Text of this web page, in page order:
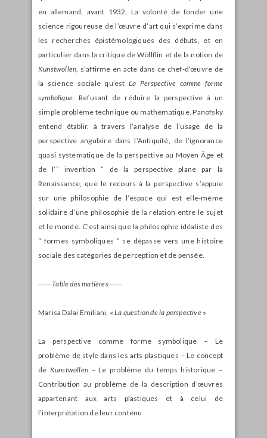
en allemand, avant 1932. La volonté de fonder une
science rigoureuse de l’œuvre d’art qui s’exprime dans
les recherches épistémologiques des débuts, et en
particulier dans la critique de Wöllflin et de la notion de
Kunstwollen , s’affirme en acte dans ce chef-d’œuvre de
la science sociale qu’estLa Perspective comme forme
symbolique . Refusant de réduire la perspective à un
simple problème technique ou mathématique, Panofsky
entend établir, à travers l’analyse de l’usage de la
perspective angulaire dans l’Antiquité, de l’ignorance
quasi systématique de la perspective au Moyen Âge et
de l’“ invention ” de la perspective plane par la
Renaissance, que le recours à la perspective s’appuie
sur une philosophie de l’espace qui est elle-même
solidaire d’une philosophie de la relation entre le sujet
et le monde. C’est ainsi que la philosophie idéaliste des
“ formes symboliques ” se dépasse vers une histoire
sociale des catégories de perception et de pensée.
‑‑‑‑‑Table des matières ‑‑‑‑‑
Marisa Dalai Emiliani, « La question de la perspective»
La perspective comme forme symbolique – Le
problème de style dans les arts plastiques – Le concept
de Kunstwollen –Le problème du temps historique –
Contribution au problème de la description d’œuvres
appartenant aux arts plastiques et à celui de
l’interprétation de leur contenu